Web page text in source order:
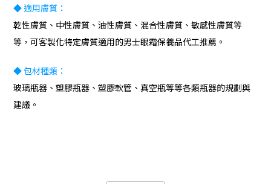
◆適用膚質：
乾性膚質、中性膚質、油性膚質、混合性膚質、敏感性膚質等
等，可客製化特定膚質適用的男士眼霜保養品代工推薦。
◆包材種類：
玻璃瓶器、塑膠瓶器、塑膠軟管、真空瓶等等各類瓶器的規劃與
建議。